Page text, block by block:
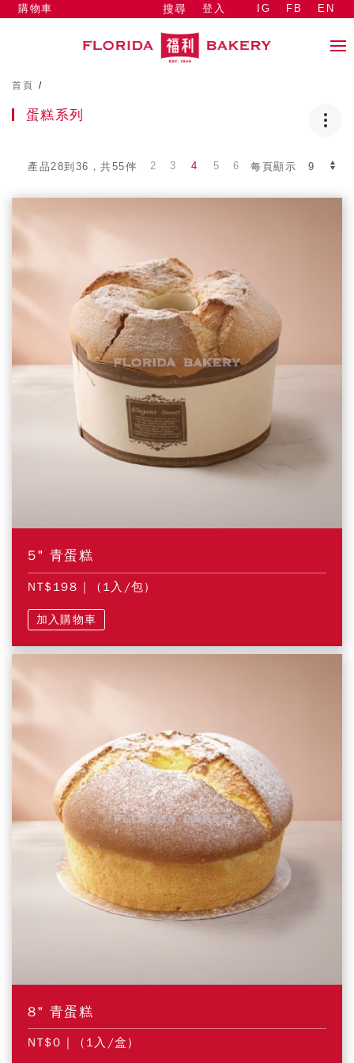
搜尋 登入
購物車 IG FB EN
首頁 /
蛋糕系列
產品28到36，共55件 每頁顯示
2 3 4 5 6
5" 青蛋糕
NT$198 | (1入/包)
加入購物車
8" 青蛋糕
NT$0 | (1入/盒)